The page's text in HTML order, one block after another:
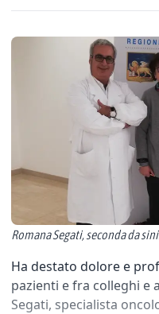
Romana Segati, seconda da
Ha destato dolore e
pazienti e fra colleghi e
Segati, specialista